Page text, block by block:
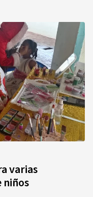
varias
niños